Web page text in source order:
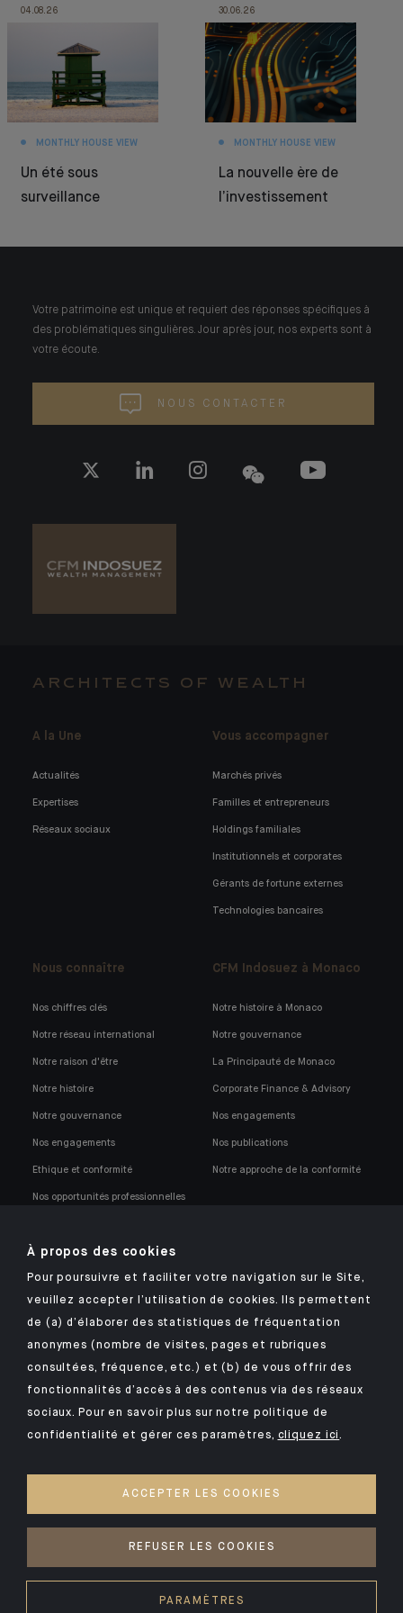
04.08.26
MONTHLY HOUSE VIEW
Un été sous
surveillance
30.06.26
MONTHLY HOUSE VIEW
La nouvelle ère de
l’investissement
Votre patrimoine est unique et requiert des réponses spécifiques à
des problématiques singulières. Jour après jour, nos experts sont à
votre écoute.
NOUS CONTACTER
ARCHITECTS OF WEALTH
A la Une
Actualités
Expertises
Réseaux sociaux
Vous accompagner
Marchés privés
Familles et entrepreneurs
Holdings familiales
Institutionnels et corporates
Gérants de fortune externes
Technologies bancaires
Nous connaître
Nos chiffres clés
Notre réseau international
Notre raison d'être
Notre histoire
Notre gouvernance
Nos engagements
Ethique et conformité
Nos opportunités professionnelles
CFM Indosuez à Monaco
Notre histoire à Monaco
Notre gouvernance
La Principauté de Monaco
Corporate Finance & Advisory
Nos engagements
Nos publications
Notre approche de la conformité
Retrouvez notre application mobile Indosuez
MENTIONS LÉGALES
SÉCURITÉ
À propos des cookies
Pour poursuivre et faciliter votre navigation sur le Site,
veuillez accepter l’utilisation de cookies. Ils permettent
de (a) d’élaborer des statistiques de fréquentation
anonymes (nombre de visites, pages et rubriques
consultées, fréquence, etc.) et (b) de vous offrir des
fonctionnalités d’accès à des contenus via des réseaux
sociaux. Pour en savoir plus sur notre politique de
confidentialité et gérer ces paramètres, cliquez ici.
ACCEPTER LES COOKIES
REFUSER LES COOKIES
PARAMÈTRES